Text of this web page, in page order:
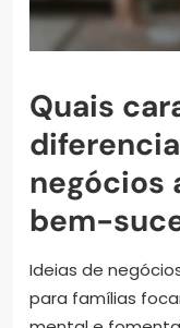
Quais
negócios
bem-
Ideias de
para famílias